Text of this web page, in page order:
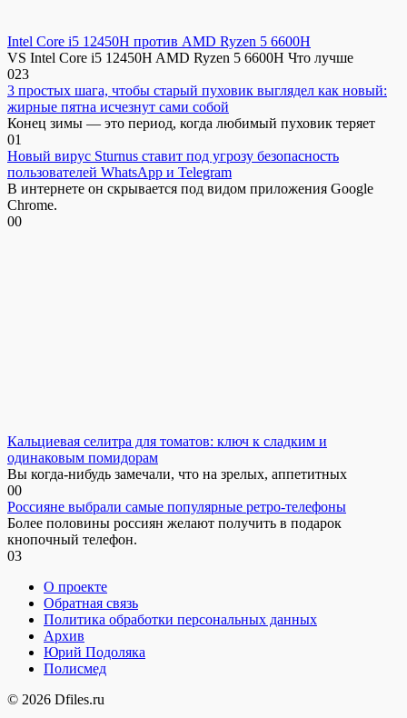
Intel Core i5 12450H против AMD Ryzen 5 6600H
VS Intel Core i5 12450H AMD Ryzen 5 6600H Что лучше
023
3 простых шага, чтобы старый пуховик выглядел как новый:
жирные пятна исчезнут сами собой
Конец зимы — это период, когда любимый пуховик теряет
01
Новый вирус Sturnus ставит под угрозу безопасность
пользователей WhatsApp и Telegram
В интернете он скрывается под видом приложения Google
Chrome.
00
Кальциевая селитра для томатов: ключ к сладким и
одинаковым помидорам
Вы когда-нибудь замечали, что на зрелых, аппетитных
00
Россияне выбрали самые популярные ретро-телефоны
Более половины россиян желают получить в подарок
кнопочный телефон.
03
О проекте
Обратная связь
Политика обработки персональных данных
Архив
Юрий Подоляка
Полисмед
© 2026 Dfiles.ru